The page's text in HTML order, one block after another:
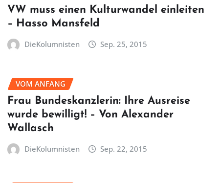
VW muss einen Kulturwandel einleiten
– Hasso Mansfeld
DieKolumnisten Sep. 25, 2015
VOM ANFANG
Frau Bundeskanzlerin: Ihre Ausreise
wurde bewilligt! – Von Alexander
Wallasch
DieKolumnisten Sep. 22, 2015